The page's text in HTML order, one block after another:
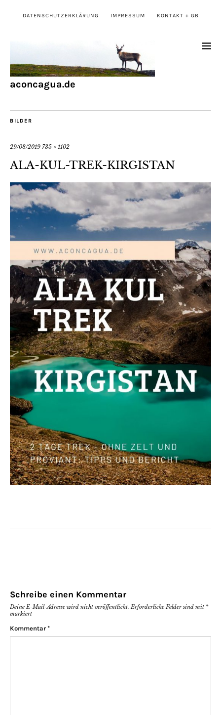
DATENSCHUTZERKLÄRUNG IMPRESSUM KONTAKT + GB
aconcagua.de
BILDER
29/08/2019 735 × 1102
ALA-KUL-TREK-KIRGISTAN
Schreibe einen Kommentar
Deine E-Mail-Adresse wird nicht veröffentlicht. Erforderliche Felder sind mit *
markiert
Kommentar *